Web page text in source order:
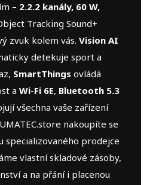
– 2.2.2 kanály, 60 W,
Tracking Sound+
zvuk kolem vás. Vision AI
detekuje sport a
SmartThings ovládá
a Wi-Fi 6E, Bluetooth 5.3
všechna vaše zařízení
nakoupíte se
specializovaného prodejce
vlastní skladové zásoby,
a na přání i placenou